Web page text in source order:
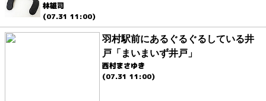
林雄司
(07.31 11:00)
羽村駅前にあるぐるぐるしている井
戸「まいまいず井戸」
西村まさゆき
(07.31 11:00)